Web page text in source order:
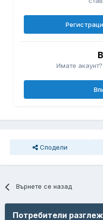
Имате
Сподели
Върнете се назад
Потребители